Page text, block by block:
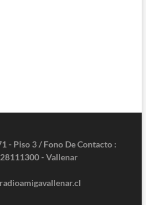
- Piso 3 / Fono De Contacto :
- Vallenar